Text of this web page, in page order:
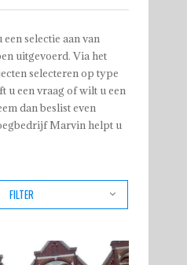
selectie aan van
uitgevoerd. Via het
selecteren op type
u een vraag of wilt u een
dan beslist even
Marvin helpt u
FILTER
GEVELREINIGING